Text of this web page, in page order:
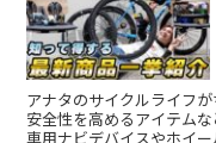
アナタのサイクルライフ
安全性を高めるアイテム
車用ナビデバイスやホイ